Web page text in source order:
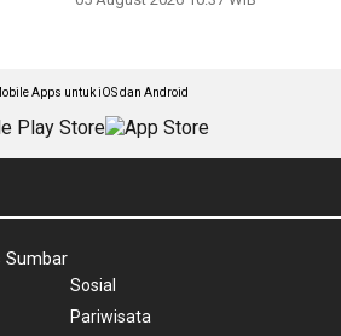
Apps untuk iOS dan Android
Sumbar
Sosial
Pariwisata